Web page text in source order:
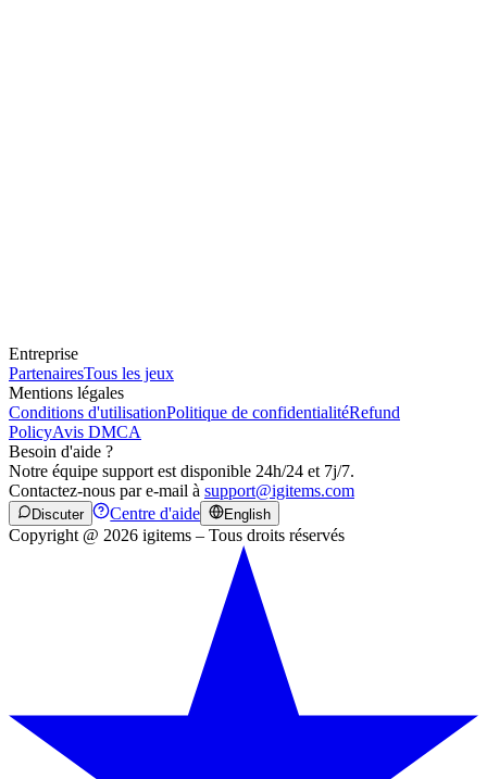
Entreprise
PartenairesTous les jeux
Mentions légales
Conditions d'utilisationPolitique de confidentialitéRefund
PolicyAvis DMCA
Besoin d'aide ?
Notre équipe support est disponible 24h/24 et 7j/7.
Contactez-nous par e-mail à support@igitems.com
Discuter Centre d'aide English
Copyright @ 2026 igitems – Tous droits réservés